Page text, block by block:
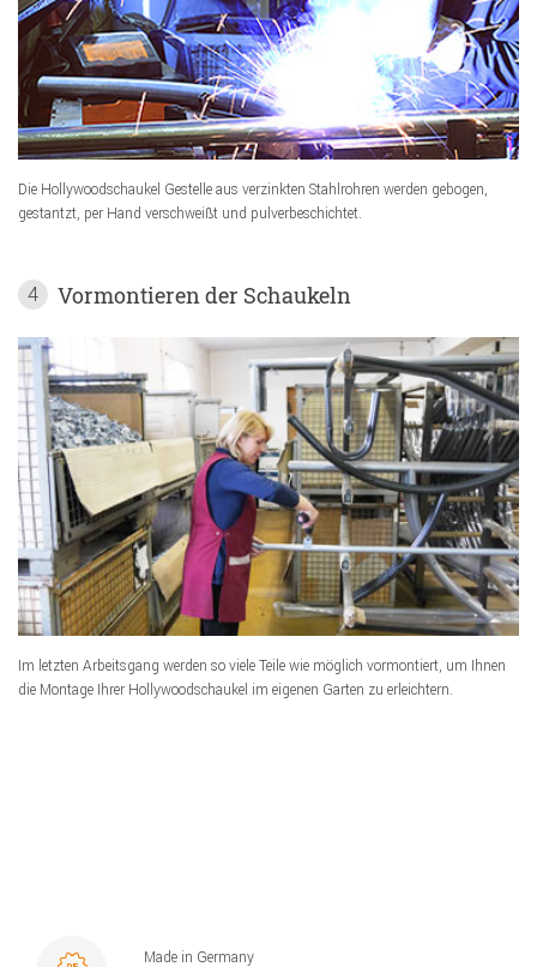
Die Hollywoodschaukel Gestelle aus verzinkten Stahlrohren werden gebogen,
gestantzt, per Hand verschweißt und pulverbeschichtet.
4 Vormontieren der Schaukeln
Im letzten Arbeitsgang werden so viele Teile wie möglich vormontiert, um Ihnen
die Montage Ihrer Hollywoodschaukel im eigenen Garten zu erleichtern.
Made in Germany